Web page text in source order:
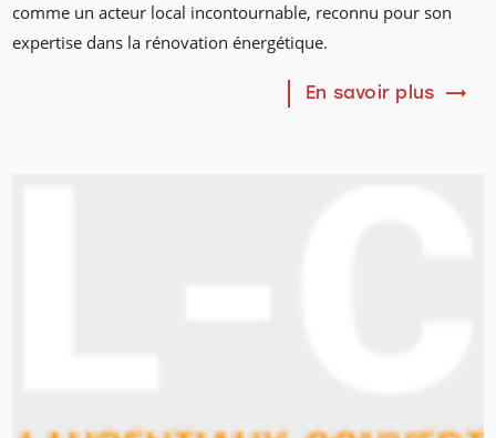
comme un acteur local incontournable, reconnu pour son
expertise dans la rénovation énergétique.
En savoir plus